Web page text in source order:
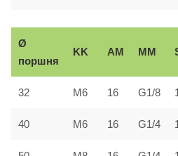
Ø
поршня
KK AM ММ
32 М6 16 G1/8
40 М6 16 G1/4